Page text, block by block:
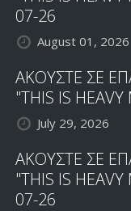
07-26
August 01, 2026
ΑΚΟΥΣΤΕ ΣΕ
"THIS IS
July 29, 2026
ΑΚΟΥΣΤΕ ΣΕ
"THIS IS
07-26